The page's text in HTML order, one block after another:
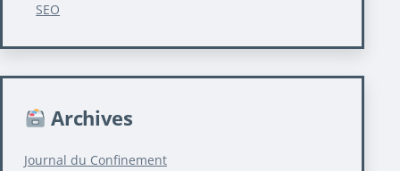
SEO
Archives
Journal du Confinement